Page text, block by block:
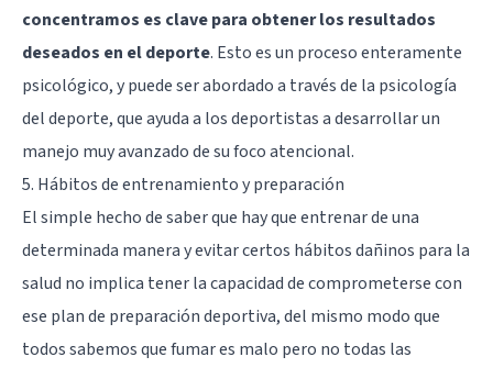
concentramos es clave para obtener los resultados
deseados en el deporte. Esto es un proceso enteramente
psicológico, y puede ser abordado a través de la psicología
del deporte, que ayuda a los deportistas a desarrollar un
manejo muy avanzado de su foco atencional.
5. Hábitos de entrenamiento y preparación
El simple hecho de saber que hay que entrenar de una
determinada manera y evitar certos hábitos dañinos para la
salud no implica tener la capacidad de comprometerse con
ese plan de preparación deportiva, del mismo modo que
todos sabemos que fumar es malo pero no todas las